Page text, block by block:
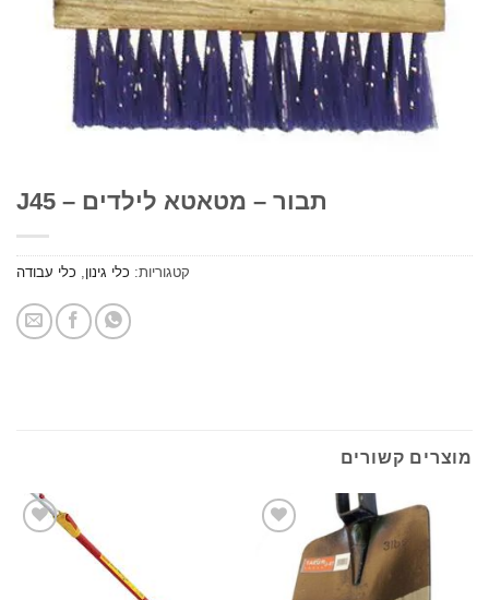
תבור – מטאטא לילדים – J45
קטגוריות:כלי גינון,כלי עבודה
קשורים
הוסף
לרשימת
המשאלות
הוסף
לרשימת